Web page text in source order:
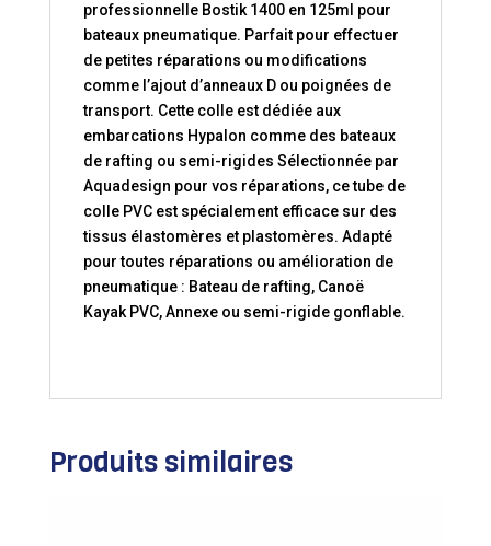
professionnelle Bostik 1400 en 125ml pour
bateaux pneumatique. Parfait pour effectuer
de petites réparations ou modifications
comme l’ajout d’anneaux D ou poignées de
transport. Cette colle est dédiée aux
embarcations Hypalon comme des bateaux
de rafting ou semi-rigides Sélectionnée par
Aquadesign pour vos réparations, ce tube de
colle PVC est spécialement efficace sur des
tissus élastomères et plastomères. Adapté
pour toutes réparations ou amélioration de
pneumatique : Bateau de rafting, Canoë
Kayak PVC, Annexe ou semi-rigide gonflable.
Produits similaires